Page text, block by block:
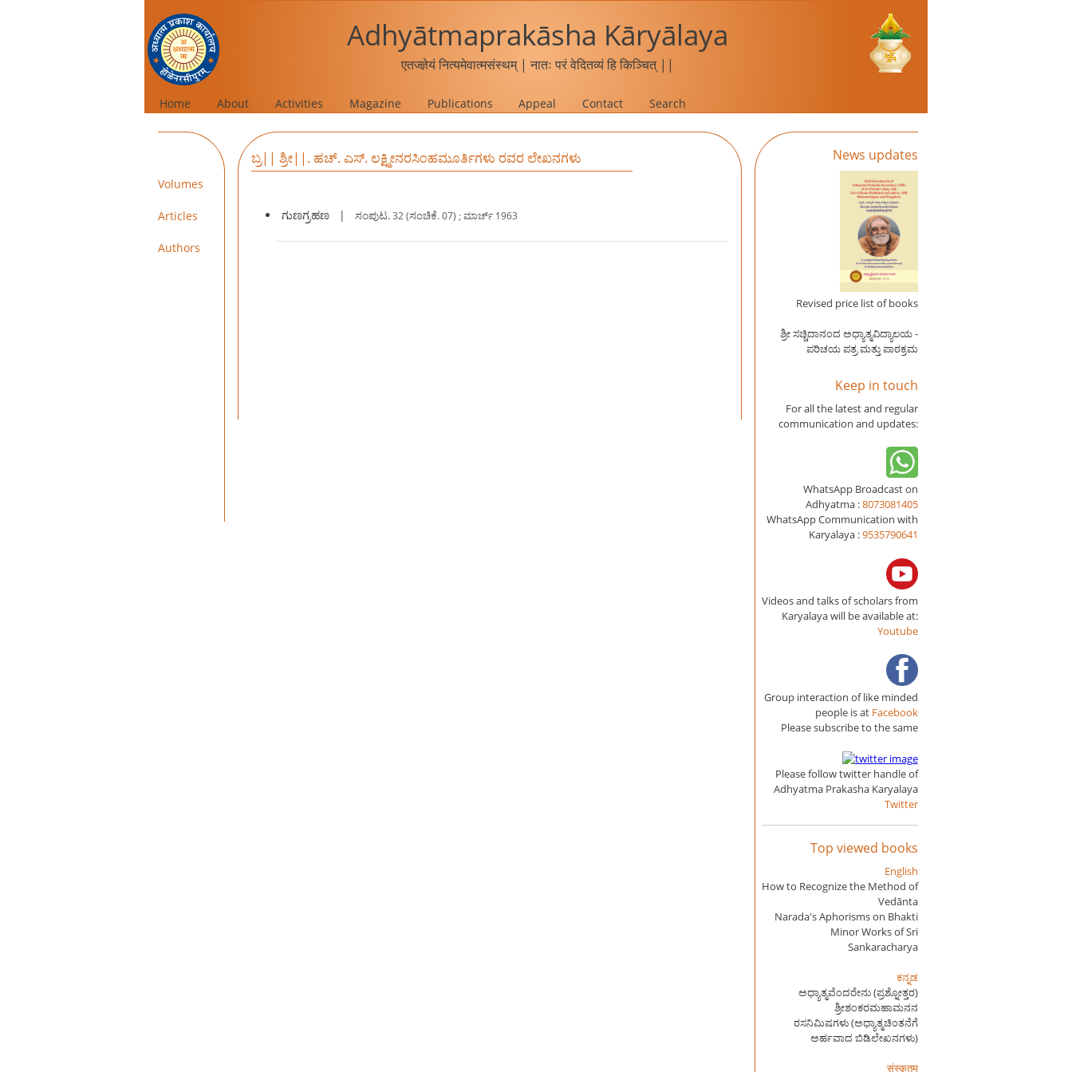
Adhyātmaprakāsha Kāryālaya
एतज्ज्ञेयं नित्यमेवात्मसंस्थम् | नातः परं वेदितव्यं हि किञ्चित् ||
Home About Activities Magazine Publications Appeal Contact Search
Volumes
Articles
Authors
ಬ್ರ|| ಶ್ರೀ||. ಹಚ್. ಎಸ್. ಲಕ್ಷ್ಮೀನರಸಿಂಹಮೂರ್ತಿಗಳು ರವರ ಲೇಖನಗಳು
ಗುಣಗ್ರಹಣ | ಸಂಪುಟ.32 (ಸಂಚಿಕೆ.07) ; ಮಾರ್ಚ್ 1963
News updates
Revised price list of books
ಶ್ರೀ ಸಚ್ಚಿದಾನಂದ ಅಧ್ಯಾತ್ಮವಿದ್ಯಾಲಯ -
ಪರಿಚಯ ಪತ್ರ ಮತ್ತು ಪಾಠಕ್ರಮ
Keep in touch
For all the latest and regular
communication and updates:
WhatsApp Broadcast on
Adhyatma :8073081405
WhatsApp Communication with
Karyalaya :9535790641
Videos and talks of scholars from
Karyalaya will be available at:
Youtube
Group interaction of like minded
people is at Facebook
Please subscribe to the same
Please follow twitter handle of
Adhyatma Prakasha Karyalaya
Twitter
Top viewed books
English
How to Recognize the Method of
Vedānta
Narada's Aphorisms on Bhakti
Minor Works of Sri
Sankaracharya
ಕನ್ನಡ
ಅಧ್ಯಾತ್ಮವೆಂದರೇನು (ಪ್ರಶ್ನೋತ್ತರ)
ಶ್ರೀಶಂಕರಮಹಾಮನನ
ರಸನಿಮಿಷಗಳು (ಅಧ್ಯಾತ್ಮಚಿಂತನೆಗೆ
ಅರ್ಹವಾದ ಬಿಡಿಲೇಖನಗಳು)
संस्कृतम्